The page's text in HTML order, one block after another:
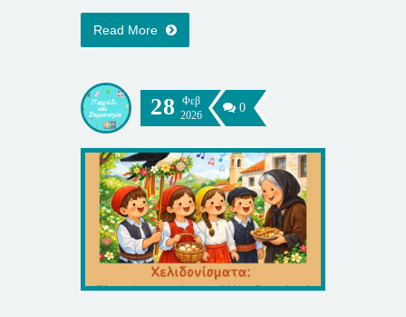
Read More
28 Φεβ
2026
0